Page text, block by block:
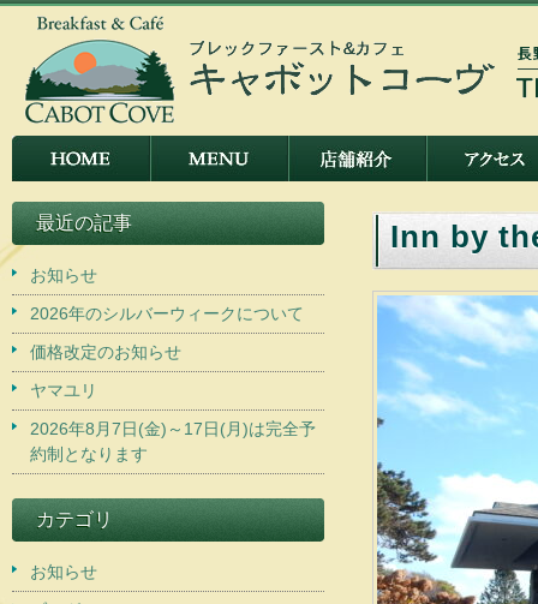
Inn by
最近の記事
お知らせ
2026年のシルバーウィークについて
価格改定のお知らせ
ヤマユリ
2026年8月7日(金)～17日(月)は完全予
約制となります
カテゴリ
お知らせ